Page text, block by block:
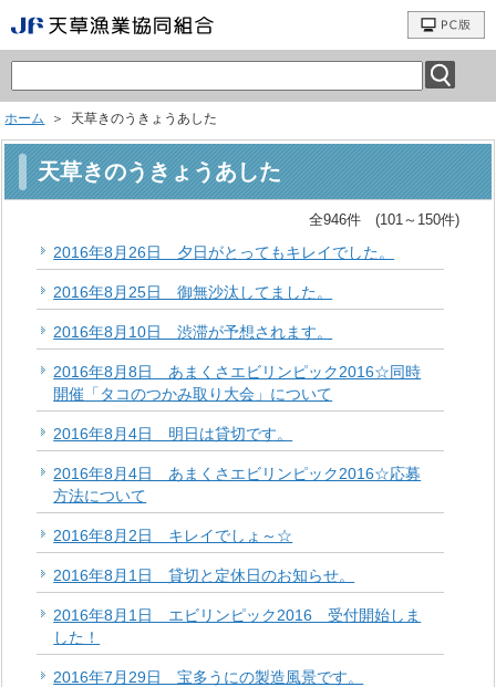
ホーム ＞ 天草きのうきょうあした
天草きのうきょうあした
全946件 (101～150件)
2016年8月26日 夕日がとってもキレイでした。
2016年8月25日 御無沙汰してました。
2016年8月10日 渋滞が予想されます。
2016年8月8日 あまくさエビリンピック2016☆同時
開催「タコのつかみ取り大会」について
2016年8月4日 明日は貸切です。
2016年8月4日 あまくさエビリンピック2016☆応募
方法について
2016年8月2日 キレイでしょ～☆
2016年8月1日 貸切と定休日のお知らせ。
2016年8月1日 エビリンピック2016 受付開始しま
した！
2016年7月29日 宝多うにの製造風景です。